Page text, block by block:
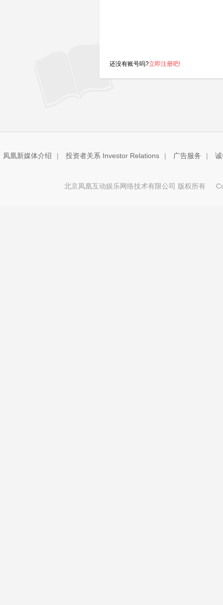
还没有账号吗?立即注册吧!
凤凰新媒体介绍 | 投资者关系 Investor Relations | 广告服务 |
北京凤凰互动娱乐网络技术有限公司 版权所有